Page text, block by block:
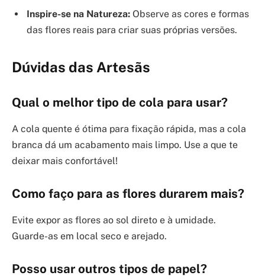
Inspire-se na Natureza: Observe as cores e formas
das flores reais para criar suas próprias versões.
Dúvidas das Artesãs
Qual o melhor tipo de cola para usar?
A cola quente é ótima para fixação rápida, mas a cola
branca dá um acabamento mais limpo. Use a que te
deixar mais confortável!
Como faço para as flores durarem mais?
Evite expor as flores ao sol direto e à umidade.
Guarde-as em local seco e arejado.
Posso usar outros tipos de papel?